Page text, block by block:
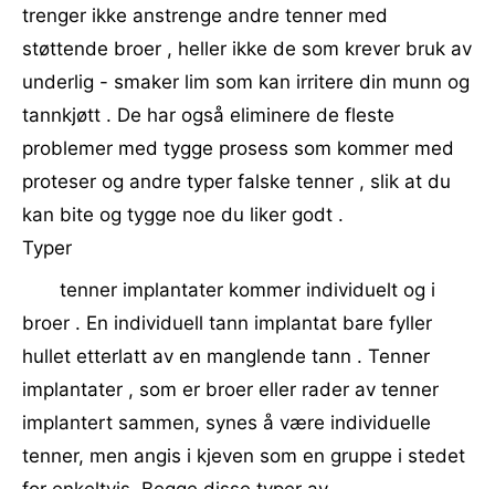
trenger ikke anstrenge andre tenner med
støttende broer , heller ikke de som krever bruk av
underlig - smaker lim som kan irritere din munn og
tannkjøtt . De har også eliminere de fleste
problemer med tygge prosess som kommer med
proteser og andre typer falske tenner , slik at du
kan bite og tygge noe du liker godt .
Typer
tenner implantater kommer individuelt og i
broer . En individuell tann implantat bare fyller
hullet etterlatt av en manglende tann . Tenner
implantater , som er broer eller rader av tenner
implantert sammen, synes å være individuelle
tenner, men angis i kjeven som en gruppe i stedet